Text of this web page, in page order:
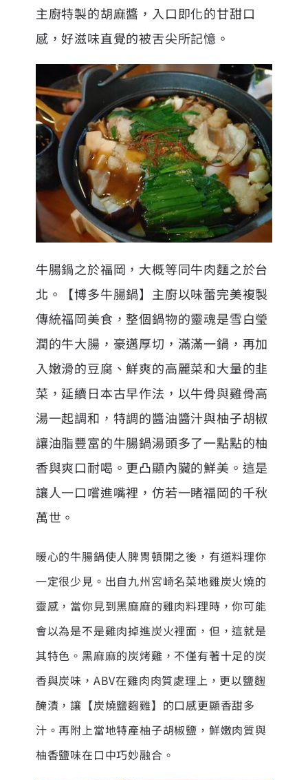
主廚特製的胡麻醬，入口即化的甘甜口
感，好滋味直覺的被舌尖所記憶。
牛腸鍋之於福岡，大概等同牛肉麵之於台
北。【博多牛腸鍋】主廚以味蕾完美複製
傳統福岡美食，整個鍋物的靈魂是雪白瑩
潤的牛大腸，豪邁厚切，滿滿一鍋，再加
入嫩滑的豆腐、鮮爽的高麗菜和大量的韭
菜，延續日本古早作法，以牛骨與雞骨高
湯一起調和，特調的醬油醬汁與柚子胡椒
讓油脂豐富的牛腸鍋湯頭多了一點點的柚
香與爽口耐喝。更凸顯內臟的鮮美。這是
讓人一口嚐進嘴裡，仿若一睹福岡的千秋
萬世。
暖心的牛腸鍋使人脾胃頓開之後，有道料理你
一定很少見。出自九州宮崎名菜地雞炭火燒的
靈感，當你見到黑麻麻的雞肉料理時，你可能
會以為是不是雞肉掉進炭火裡面，但，這就是
其特色。黑麻麻的炭烤雞，不僅有著十足的炭
香與炭味，ABV在雞肉肉質處理上，更以鹽麴
醃漬，讓【炭燒鹽麴雞】的口感更顯香甜多
汁。再附上當地特產柚子胡椒鹽，鮮嫩肉質與
柚香鹽味在口中巧妙融合。